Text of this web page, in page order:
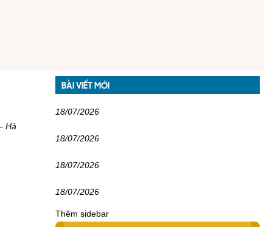
Hà
BÀI VIẾT MỚI
18/07/2026
18/07/2026
18/07/2026
18/07/2026
Thêm sidebar